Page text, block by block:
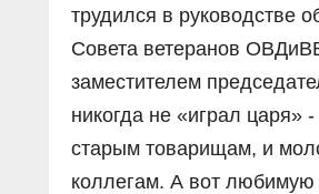
трудился в руководстве
Совета ветеранов
заместителем
никогда не «играл царя»
старым товарищам, и
коллегам. А вот